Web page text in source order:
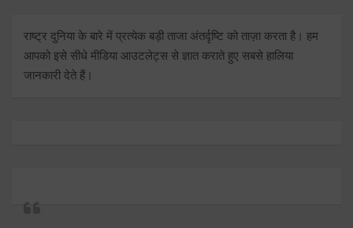
राष्ट्र दुनिया के बारे में प्रत्येक बड़ी ताजा अंतर्दृष्टि को ताज़ा करता है। हम
आपको इसे सीधे मीडिया आउटलेट्स से ज्ञात कराते हुए सबसे हालिया
जानकारी देते हैं।